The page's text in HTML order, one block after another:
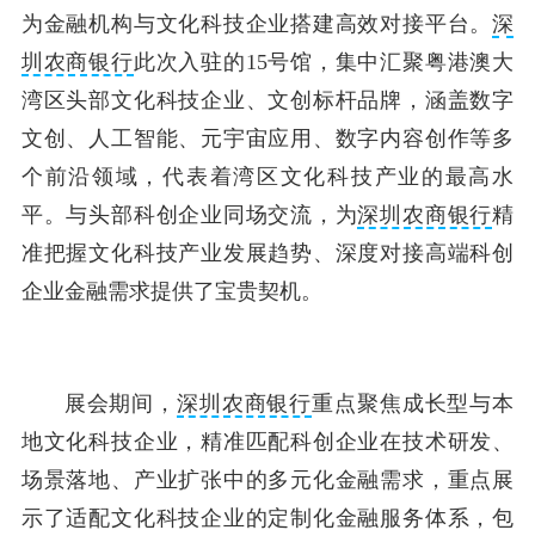
为金融机构与文化科技企业搭建高效对接平台。深
圳农商银行此次入驻的15号馆，集中汇聚粤港澳大
湾区头部文化科技企业、文创标杆品牌，涵盖数字
文创、人工智能、元宇宙应用、数字内容创作等多
个前沿领域，代表着湾区文化科技产业的最高水
平。与头部科创企业同场交流，为深圳农商银行精
准把握文化科技产业发展趋势、深度对接高端科创
企业金融需求提供了宝贵契机。
展会期间，深圳农商银行重点聚焦成长型与本
地文化科技企业，精准匹配科创企业在技术研发、
场景落地、产业扩张中的多元化金融需求，重点展
示了适配文化科技企业的定制化金融服务体系，包